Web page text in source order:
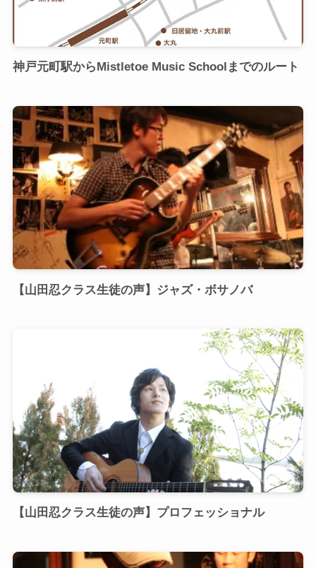
神戸元町駅からMistletoe Music Schoolまでのルート
【山田忍クラス生徒の声】ジャズ・ボサノバ
【山田忍クラス生徒の声】プロフェッショナル